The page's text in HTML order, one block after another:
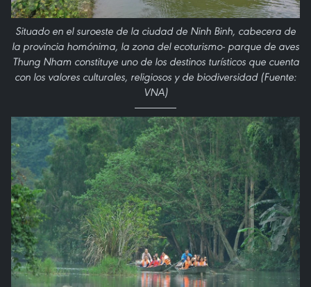
Situado en el suroeste de la ciudad de Ninh Binh, cabecera de
la provincia homónima, la zona del ecoturismo- parque de aves
Thung Nham constituye uno de los destinos turísticos que cuenta
con los valores culturales, religiosos y de biodiversidad (Fuente:
VNA)